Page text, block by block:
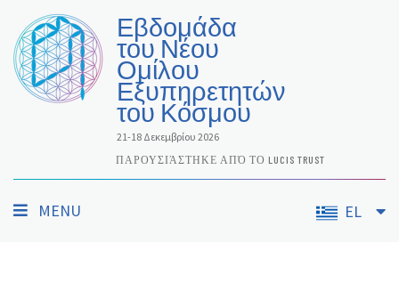
Εβδομάδα
του Νέου
Ομίλου
Εξυπηρετητών
του Κόσμου
21-18 Δεκεμβρίου 2026
ΠΑΡΟΥΣΙΆΣΤΗΚΕ ΑΠΌ ΤΟ LUCIS TRUST
MENU EL